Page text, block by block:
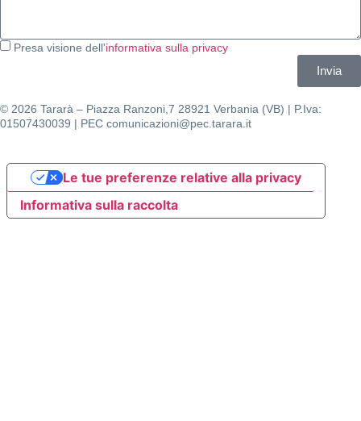
Presa visione dell'informativa sulla privacy
Invia
© 2026 Tararà – Piazza Ranzoni,7 28921 Verbania (VB) | P.Iva:
01507430039 | PEC comunicazioni@pec.tarara.it
Informativa sulla raccolta
Le tue preferenze relative alla privacy